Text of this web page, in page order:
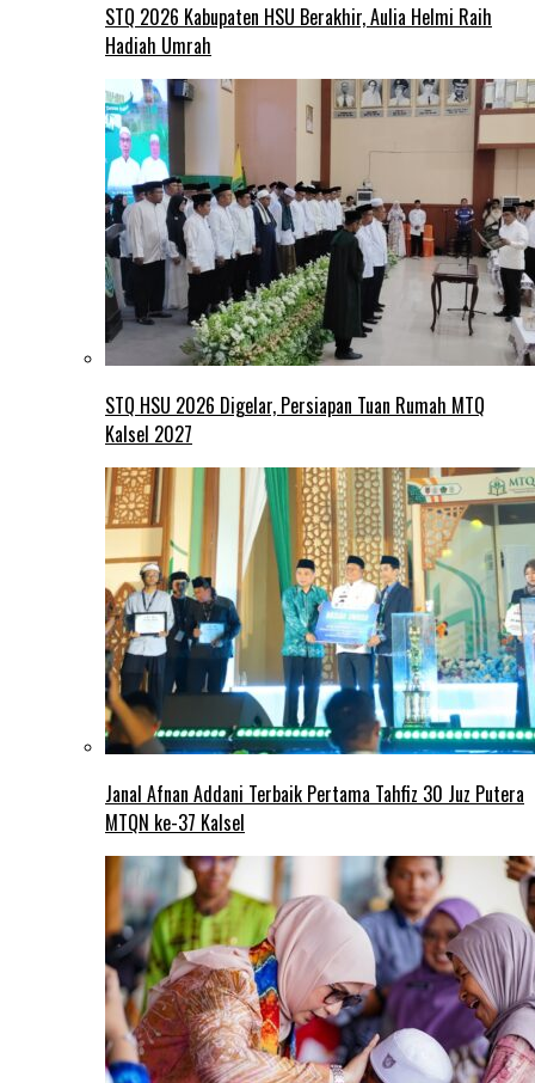
STQ 2026 Kabupaten HSU Berakhir, Aulia Helmi Raih
Hadiah Umrah
STQ HSU 2026 Digelar, Persiapan Tuan Rumah MTQ
Kalsel 2027
Janal Afnan Addani Terbaik Pertama Tahfiz 30 Juz Putera
MTQN ke-37 Kalsel